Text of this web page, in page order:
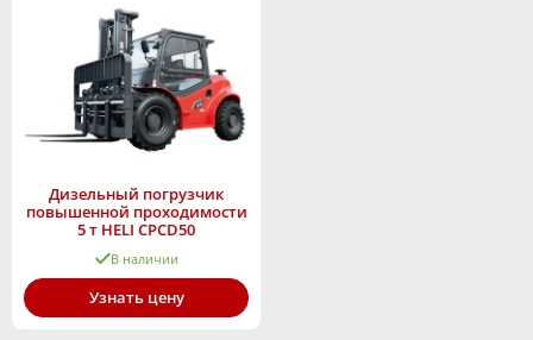
Дизельный погрузчик
повышенной проходимости
5 т HELI CPСD50
В наличии
Узнать цену